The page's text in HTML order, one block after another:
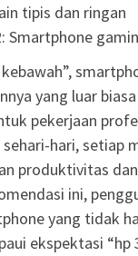
tipis dan ringan
Smartphone
yang luar
pekerjaan
hari, setiap
produktivitas
ini,
yang tidak
ekspektasi “hp